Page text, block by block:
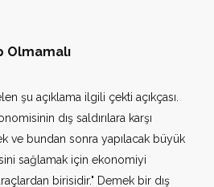
Olmamalı
şu açıklama ilgili çekti açıkçası.
dış saldırılara karşı
ve bundan sonra yapılacak büyük
sağlamak için ekonomiyi
birisidir." Demek bir dış